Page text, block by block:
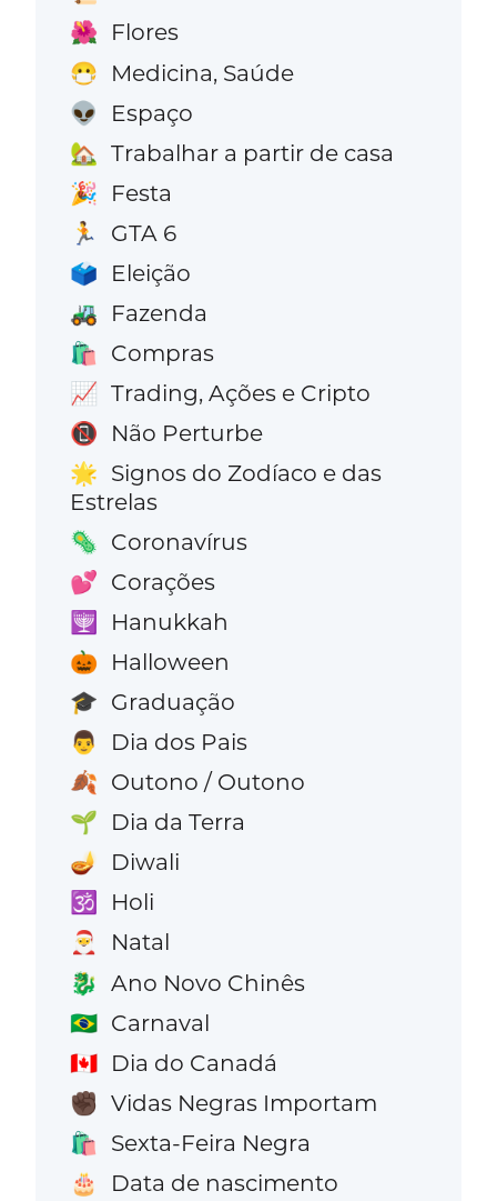
🌺 Flores
😷 Medicina, Saúde
👽 Espaço
🏡 Trabalhar a partir de casa
🎉 Festa
🏃 GTA 6
🗳️ Eleição
🚜 Fazenda
🛍️ Compras
📈 Trading, Ações e Cripto
📵 Não Perturbe
🌟 Signos do Zodíaco e das
Estrelas
🦠 Coronavírus
💕 Corações
🕎 Hanukkah
🎃 Halloween
🎓 Graduação
👨 Dia dos Pais
🍂 Outono / Outono
🌱 Dia da Terra
🪔 Diwali
🕉️ Holi
🎅 Natal
🐉 Ano Novo Chinês
🇧🇷 Carnaval
🇨🇦 Dia do Canadá
✊🏿 Vidas Negras Importam
🛍️ Sexta-Feira Negra
🎂 Data de nascimento